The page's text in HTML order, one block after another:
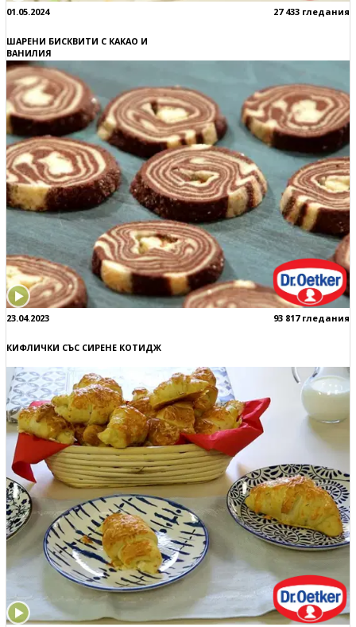
01.05.2024 27 433 гледания
ШАРЕНИ БИСКВИТИ С КАКАО И
ВАНИЛИЯ
23.04.2023 93 817 гледания
КИФЛИЧКИ СЪС СИРЕНЕ КОТИДЖ